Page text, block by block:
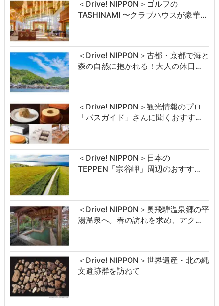
＜Drive! NIPPON＞ゴルフの
TASHINAMI 〜クラブハウスが豪華…
＜Drive! NIPPON＞古都・京都で海と
森の自然に抱かれる！大人の休日…
＜Drive! NIPPON＞観光情報のプロ
「バスガイド」さんに聞くおすす…
＜Drive! NIPPON＞日本の
TEPPEN「宗谷岬」周辺のおすす…
＜Drive! NIPPON＞奥飛騨温泉郷の平
湯温泉へ。春の訪れを求め、アク…
＜Drive! NIPPON＞世界遺産・北の縄
文遺跡群を訪ねて